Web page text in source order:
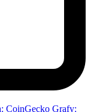
CoinGecko Grafy: